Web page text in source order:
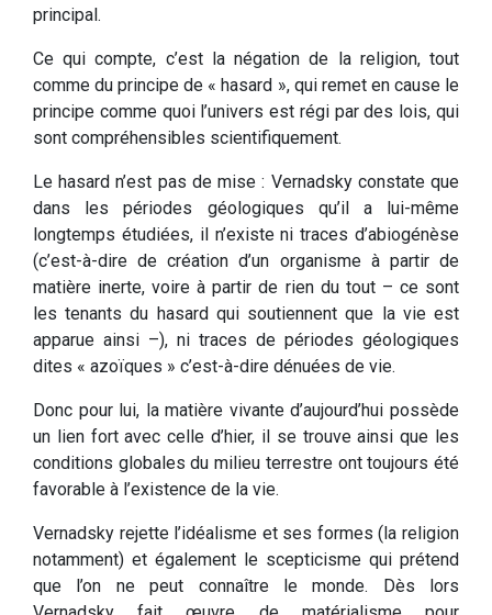
principal.
Ce qui compte, c’est la négation de la religion, tout
comme du principe de « hasard », qui remet en cause le
principe comme quoi l’univers est régi par des lois, qui
sont compréhensibles scientifiquement.
Le hasard n’est pas de mise : Vernadsky constate que
dans les périodes géologiques qu’il a lui-même
longtemps étudiées, il n’existe ni traces d’abiogénèse
(c’est-à-dire de création d’un organisme à partir de
matière inerte, voire à partir de rien du tout – ce sont
les tenants du hasard qui soutiennent que la vie est
apparue ainsi –), ni traces de périodes géologiques
dites « azoïques » c’est-à-dire dénuées de vie.
Donc pour lui, la matière vivante d’aujourd’hui possède
un lien fort avec celle d’hier, il se trouve ainsi que les
conditions globales du milieu terrestre ont toujours été
favorable à l’existence de la vie.
Vernadsky rejette l’idéalisme et ses formes (la religion
notamment) et également le scepticisme qui prétend
que l’on ne peut connaître le monde. Dès lors